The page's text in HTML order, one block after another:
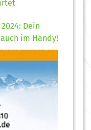
Dein
im Handy!